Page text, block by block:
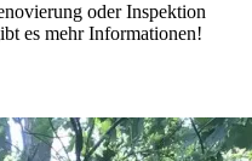
oder Inspektion
es mehr Informationen!